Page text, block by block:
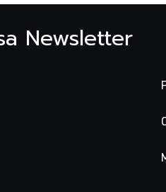
Newsletter